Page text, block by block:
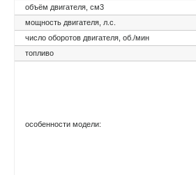
объём двигателя, см3
мощность двигателя, л.с.
число оборотов двигателя, об./мин
топливо
особенности модели: